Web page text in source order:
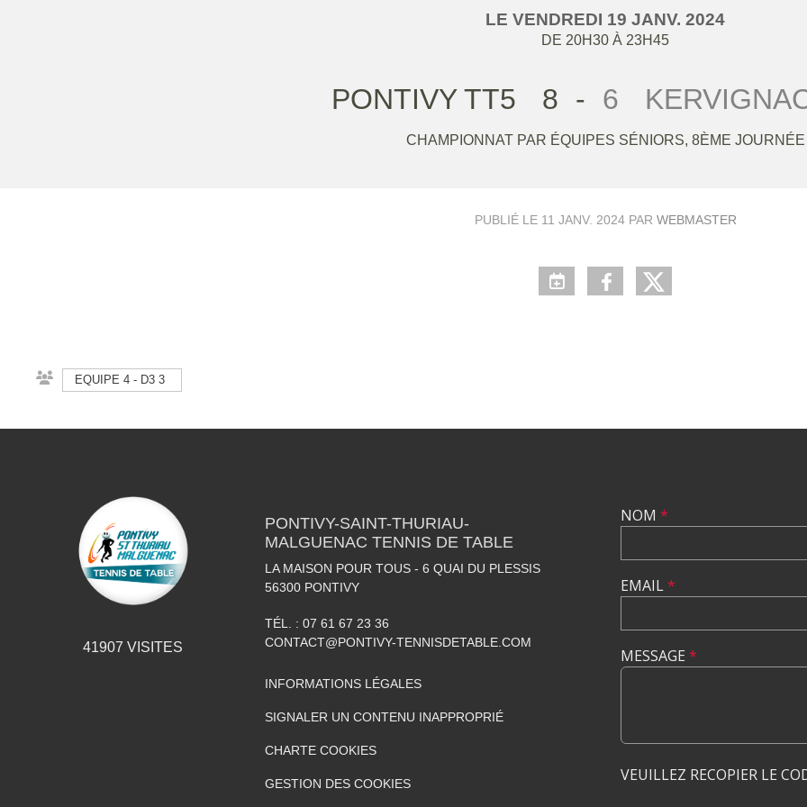
LE VENDREDI 19 JANV. 2024
DE 20H30 À 23H45
PONTIVY TT5 8 - 6
CHAMPIONNAT PAR ÉQUIPES SÉNIORS, 8ÈME JOURNÉE
PUBLIÉ LE 11 JANV. 2024PAR WEBMASTER
EQUIPE 4 - D3 3
41907 VISITES
PONTIVY-SAINT-THURIAU-
MALGUENAC TENNIS DE TABLE
LA MAISON POUR TOUS - 6 QUAI DU PLESSIS
56300 PONTIVY
TÉL. : 07 61 67 23 36
CONTACT@PONTIVY-TENNISDETABLE.COM
INFORMATIONS LÉGALES
SIGNALER UN CONTENU INAPPROPRIÉ
CHARTE COOKIES
GESTION DES COOKIES
NOM *
EMAIL*
MESSAGE *
VEUILLEZ RECOPIER LE